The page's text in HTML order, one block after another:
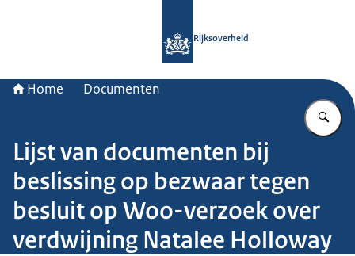
Rijksoverheid
Home Documenten
Lijst van documenten bij
beslissing op bezwaar tegen
besluit op Woo-verzoek over
verdwijning Natalee Holloway